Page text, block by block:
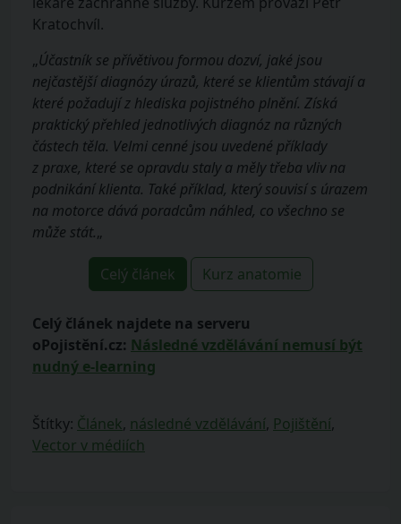
Kratochvíl.
„Účastník se přívětivou formou dozví, jaké jsou
nejčastější diagnózy úrazů, které se klientům stávají a
které požadují z hlediska pojistného plnění. Získá
praktický přehled jednotlivých diagnóz na různých
částech těla. Velmi cenné jsou uvedené příklady
z praxe, které se opravdu staly a měly třeba vliv na
podnikání klienta. Také příklad, který souvisí s úrazem
na motorce dává poradcům náhled, co všechno se
může stát.„
Celý článek Kurz anatomie
Celý článek najdete na serveru
oPojistění.cz: Následné vzdělávání nemusí být
nudný e-learning
Štítky: Článek, následné vzdělávání, Pojištění,
Vector v médiích